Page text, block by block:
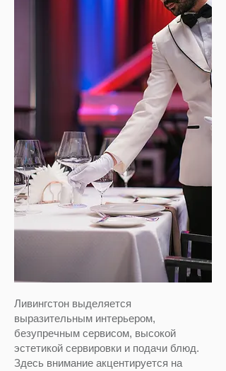
Ливингстон выделяется
выразительным интерьером,
безупречным сервисом, высокой
эстетикой сервировки и подачи блюд.
Здесь внимание акцентируется на